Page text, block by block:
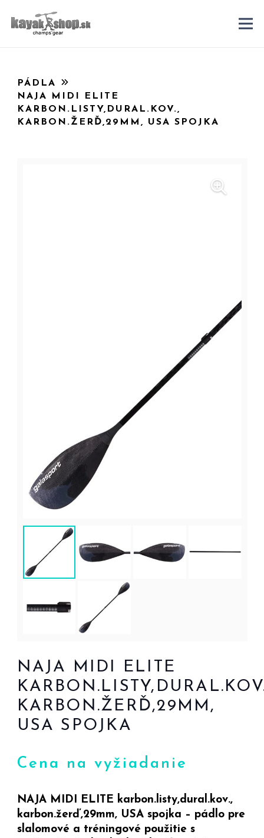
PÁDLA
NAJA MIDI ELITE
KARBON.LISTY,DURAL.KOV.,
KARBON.ŽERĎ,29MM, USA SPOJKA
NAJA MIDI ELITE
KARBON.ŽERĎ,29MM,
USA SPOJKA
Cena na vyžiadanie
NAJA MIDI ELITE karbon.listy,dural.kov.,
karbon.žerď,29mm, USA spojka – pádlo pre
slalomové a tréningové použitie s